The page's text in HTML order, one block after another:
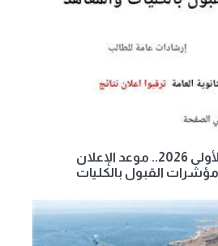
نتيجة تنسيق المرحلة الأولى 2026.. موعد الإعلان
القبول بالكليات